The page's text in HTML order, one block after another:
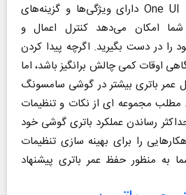
به این مهم دست یابید. One UI دارای ویژگی‌ها و گزینه‌های
امکان می‌دهد کنترل اعمال و
در دست بگیرید. اگرچه پیدا کردن
اوقات کمی چالش برانگیز باشد، اما
عمر باتری بیشتر در گوشی سامسونگ
مطلب مجموعه ای از نکات و تنظیمات
رساندن عملکرد باتری گوشی خود
را برای بهینه سازی تنظیمات
به منظور حفظ عمر باتری پیشنهاد